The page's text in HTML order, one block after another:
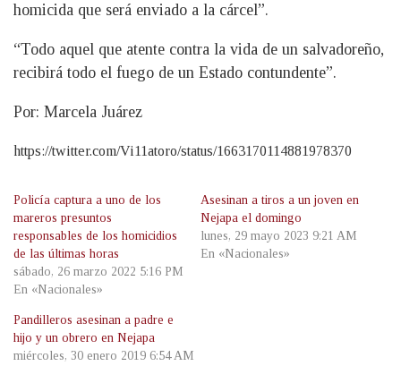
homicida que será enviado a la cárcel”.
“Todo aquel que atente contra la vida de un salvadoreño,
recibirá todo el fuego de un Estado contundente”.
Por: Marcela Juárez
https://twitter.com/Vi11atoro/status/1663170114881978370
Policía captura a uno de los
mareros presuntos
responsables de los homicidios
de las últimas horas
sábado, 26 marzo 2022 5:16 PM
En «Nacionales»
Asesinan a tiros a un joven en
Nejapa el domingo
lunes, 29 mayo 2023 9:21 AM
En «Nacionales»
Pandilleros asesinan a padre e
hijo y un obrero en Nejapa
miércoles, 30 enero 2019 6:54 AM